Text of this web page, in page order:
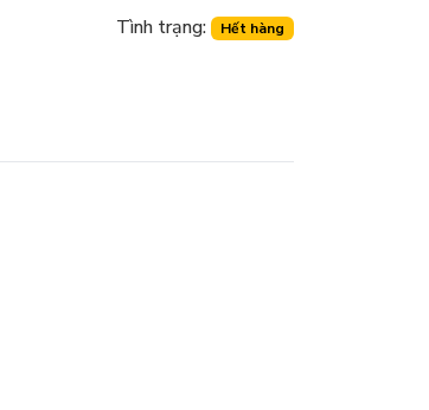
Tình trạng: Hết hàng